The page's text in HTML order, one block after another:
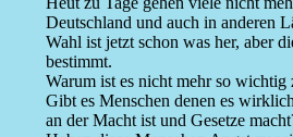
Deutschland und auch in anderen
Wahl ist jetzt schon was her, aber
bestimmt.
Warum ist es nicht mehr so wichtig
Gibt es Menschen denen es
an der Macht ist und Gesetze